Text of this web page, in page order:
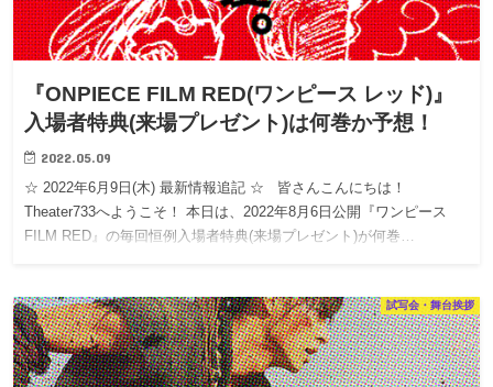
『ONPIECE FILM RED(ワンピース レッド)』
入場者特典(来場プレゼント)は何巻か予想！
2022.05.09
☆ 2022年6月9日(木) 最新情報追記 ☆ 皆さんこんにちは！
Theater733へようこそ！ 本日は、2022年8月6日公開『ワンピース
FILM RED』の毎回恒例入場者特典(来場プレゼント)が何巻…
試写会・舞台挨拶